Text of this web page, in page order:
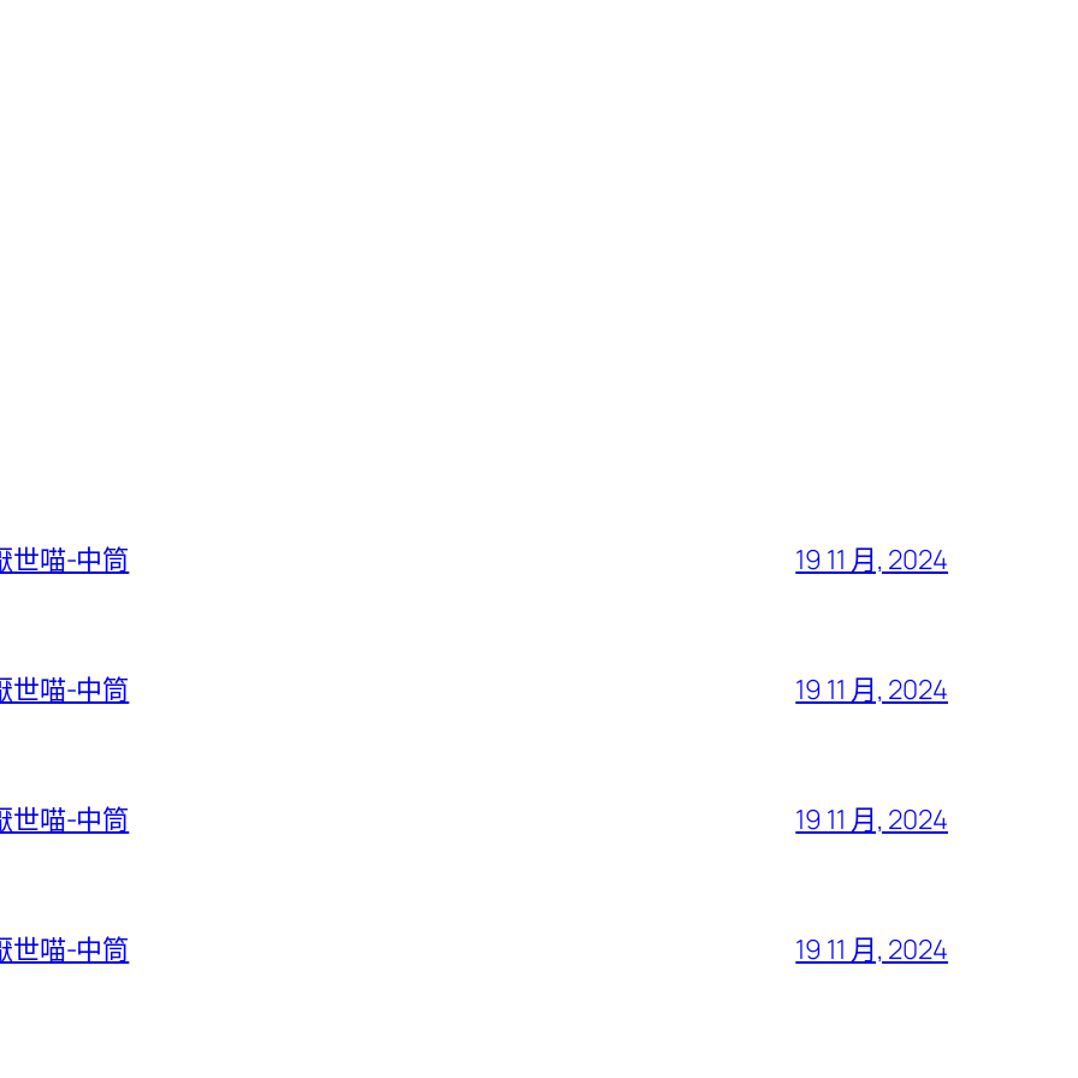
世喵-中筒 19 11 月, 2024
世喵-中筒 19 11 月, 2024
世喵-中筒 19 11 月, 2024
世喵-中筒 19 11 月, 2024